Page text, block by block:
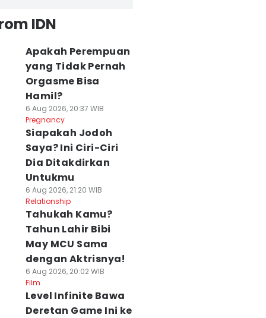
IDN
Apakah Perempuan
yang Tidak Pernah
Orgasme Bisa
Hamil?
6 Aug 2026, 20:37 WIB
Pregnancy
Siapakah Jodoh
Saya? Ini Ciri-Ciri
Dia Ditakdirkan
Untukmu
6 Aug 2026, 21:20 WIB
Relationship
Tahukah Kamu?
Tahun Lahir Bibi
May MCU Sama
dengan Aktrisnya!
6 Aug 2026, 20:02 WIB
Film
Level Infinite Bawa
Deretan Game Ini ke